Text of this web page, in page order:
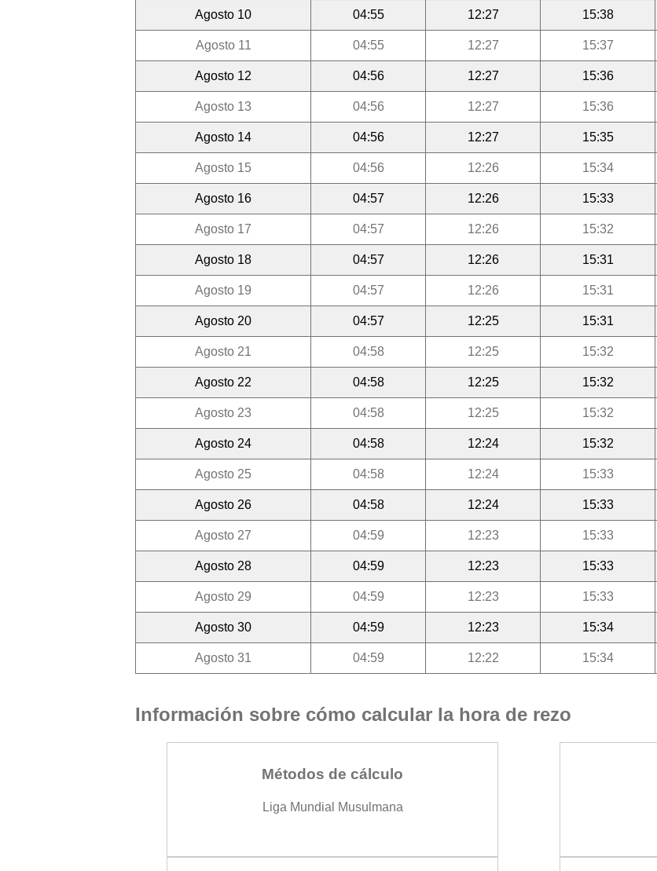
Agosto 10 04:55 12:27 15:38
Agosto 11 04:55 12:27 15:37
Agosto 12 04:56 12:27 15:36
Agosto 13 04:56 12:27 15:36
Agosto 14 04:56 12:27 15:35
Agosto 15 04:56 12:26 15:34
Agosto 16 04:57 12:26 15:33
Agosto 17 04:57 12:26 15:32
Agosto 18 04:57 12:26 15:31
Agosto 19 04:57 12:26 15:31
Agosto 20 04:57 12:25 15:31
Agosto 21 04:58 12:25 15:32
Agosto 22 04:58 12:25 15:32
Agosto 23 04:58 12:25 15:32
Agosto 24 04:58 12:24 15:32
Agosto 25 04:58 12:24 15:33
Agosto 26 04:58 12:24 15:33
Agosto 27 04:59 12:23 15:33
Agosto 28 04:59 12:23 15:33
Agosto 29 04:59 12:23 15:33
Agosto 30 04:59 12:23 15:34
Agosto 31 04:59 12:22 15:34
Información sobre cómo calcular la hora de rezo
Métodos de cálculo
Liga Mundial Musulmana